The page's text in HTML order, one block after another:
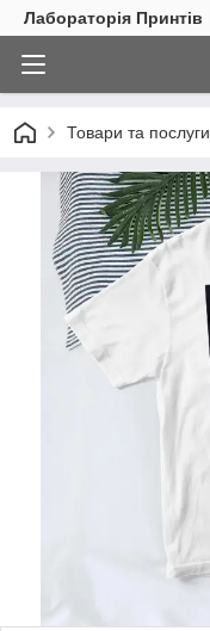
Лабораторія Принтів
Товари та послуги